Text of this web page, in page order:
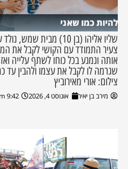
להיות כמו שאני
שליו אליהו (בן 10) מבית
צעיר התמודד עם הקושי לקבל את
אותה ונמנע בכל כוחו לשתף עלייה
שגרמה לו לקבל את עצמו ולהבין
צילום: אורי מאירוביץ
מירב בן יאיר אוגוסט 4, 2026 9:42 pm